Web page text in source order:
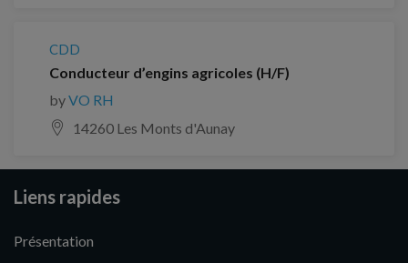
CDD
Conducteur d’engins agricoles (H/F)
byVO RH
14260 Les Monts d'Aunay
Liens rapides
Présentation